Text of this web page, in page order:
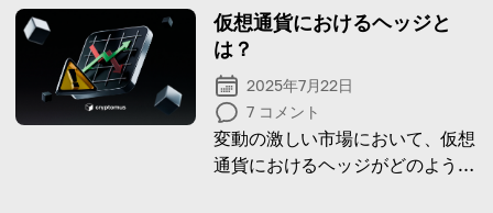
い**を整理していきましょう。
仮想通貨におけるヘッジと
は？
2025年7月22日
7 コメント
変動の激しい市場において、仮想
通貨におけるヘッジがどのように